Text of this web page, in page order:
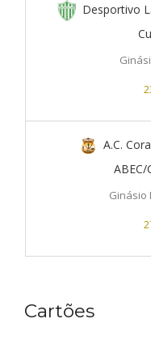
Desportivo
A.C.
ABEC/
Ginásio
Cartões